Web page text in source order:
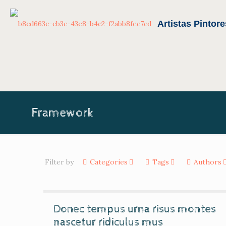
Framework
Filter by Categories Tags Authors
Donec tempus urna risus montes
nascetur ridiculus mus